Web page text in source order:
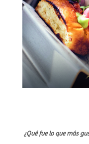
¿Qué fue lo que más